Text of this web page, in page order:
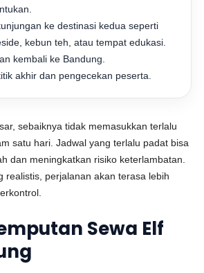
ke destinasi kedua seperti
kebun teh, atau tempat edukasi.
kembali ke Bandung.
akhir dan pengecekan peserta.
sebaiknya tidak memasukkan terlalu
satu hari. Jadwal yang terlalu padat bisa
dan meningkatkan risiko keterlambatan.
realistis, perjalanan akan terasa lebih
Sewa Elf